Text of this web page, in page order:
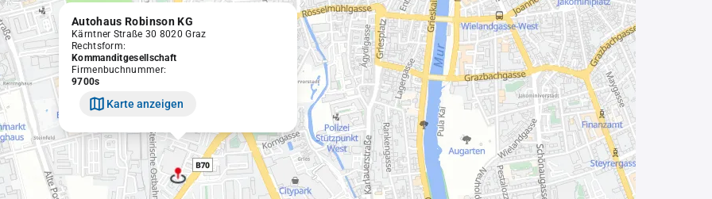
Autohaus Robinson KG
Kärntner Straße 30 8020 Graz
Rechtsform:
Kommanditgesellschaft
Firmenbuchnummer:
9700s
Karte anzeigen